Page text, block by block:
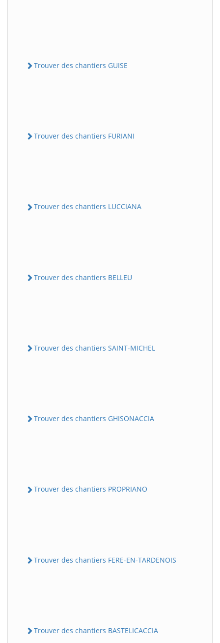
Trouver des chantiers GUISE
Trouver des chantiers FURIANI
Trouver des chantiers LUCCIANA
Trouver des chantiers BELLEU
Trouver des chantiers SAINT-MICHEL
Trouver des chantiers GHISONACCIA
Trouver des chantiers PROPRIANO
Trouver des chantiers FERE-EN-TARDENOIS
Trouver des chantiers BASTELICACCIA